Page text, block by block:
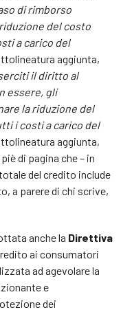
di rimborso
del costo
a carico del
aggiunta,
il diritto al
essere, gli
la riduzione del
i costi a carico del
aggiunta,
di pagina che – in
del credito include
a parere di chi scrive,
anche la Direttiva
ai consumatori
ad agevolare la
e
dei